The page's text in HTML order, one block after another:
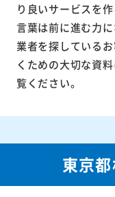
り良いサービスを
言葉は前に進む力
業者を探している
くための大切な資
覧ください。
東京